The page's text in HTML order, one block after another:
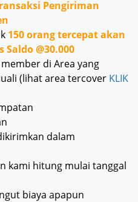
Pengiriman
150 orang tercepat akan
@30.000
di Area yang
(lihat area tercover KLIK
dalam
kami hitung mulai tanggal
biaya apapun